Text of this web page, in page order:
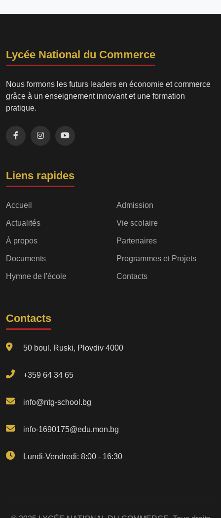
Lycée National du Commerce
Nous formons les futurs leaders en économie et commerce
grâce à un enseignement innovant et une formation
pratique.
Liens rapides
Accueil
Actualités
À propos
Documents
Hymne de l'école
Admission
Vie scolaire
Partenaires
Programmes et Projets
Contacts
Contacts
50 boul. Ruski, Plovdiv 4000
+359 64 34 65
info@ntg-school.bg
info-1690175@edu.mon.bg
Lundi-Vendredi: 8:00 - 16:30